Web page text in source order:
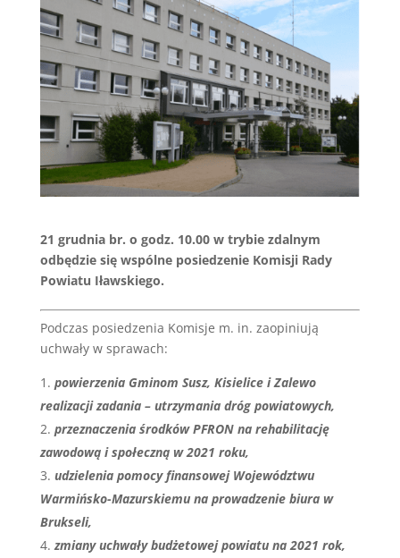
21 grudnia br. o godz. 10.00 w trybie zdalnym
odbędzie się wspólne posiedzenie Komisji Rady
Powiatu Iławskiego.
Podczas posiedzenia Komisje m. in. zaopiniują
uchwały w sprawach:
powierzenia Gminom Susz, Kisielice i Zalewo
realizacji zadania – utrzymania dróg powiatowych,
przeznaczenia środków PFRON na rehabilitację
zawodową i społeczną w 2021 roku,
udzielenia pomocy finansowej Województwu
Warmińsko-Mazurskiemu na prowadzenie biura w
Brukseli,
zmiany uchwały budżetowej powiatu na 2021 rok,